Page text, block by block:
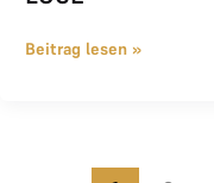
Beitrag lesen »